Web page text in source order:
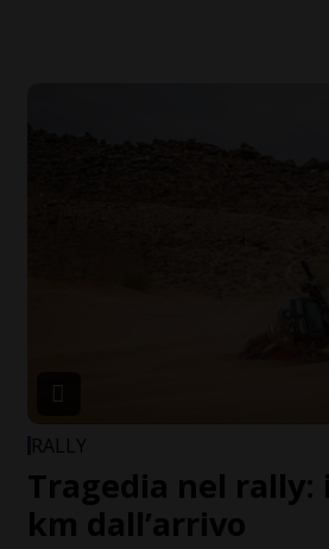
RALLY
Tragedia nel
km dall’arrivo